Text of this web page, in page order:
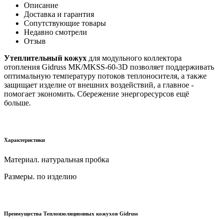
Описание
Доставка и гарантия
Сопутствующие товары
Недавно смотрели
Отзыв
Утеплительный кожух для модульного коллектора
отопления Gidruss MK/MKSS-60-3D позволяет поддерживать
оптимальную температуру потоков теплоносителя, а также
защищает изделие от внешних воздействий, а главное -
помогает экономить. Сбережение энергоресурсов ещё
больше.
Характеристики
Материал. натуральная пробка
Размеры. по изделию
Преимущества Теплоизоляционных кожухов Gidruss